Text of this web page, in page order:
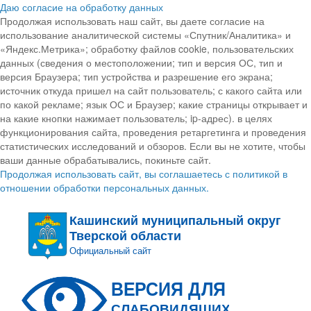
Даю согласие на обработку данных
Продолжая использовать наш сайт, вы даете согласие на
использование аналитической системы «Спутник/Аналитика» и
«Яндекс.Метрика»; обработку файлов cookie, пользовательских
данных (сведения о местоположении; тип и версия ОС, тип и
версия Браузера; тип устройства и разрешение его экрана;
источник откуда пришел на сайт пользователь; с какого сайта или
по какой рекламе; язык ОС и Браузер; какие страницы открывает и
на какие кнопки нажимает пользователь; ip-адрес). в целях
функционирования сайта, проведения ретаргетинга и проведения
статистических исследований и обзоров. Если вы не хотите, чтобы
ваши данные обрабатывались, покиньте сайт.
Продолжая использовать сайт, вы соглашаетесь с политикой в
отношении обработки персональных данных.